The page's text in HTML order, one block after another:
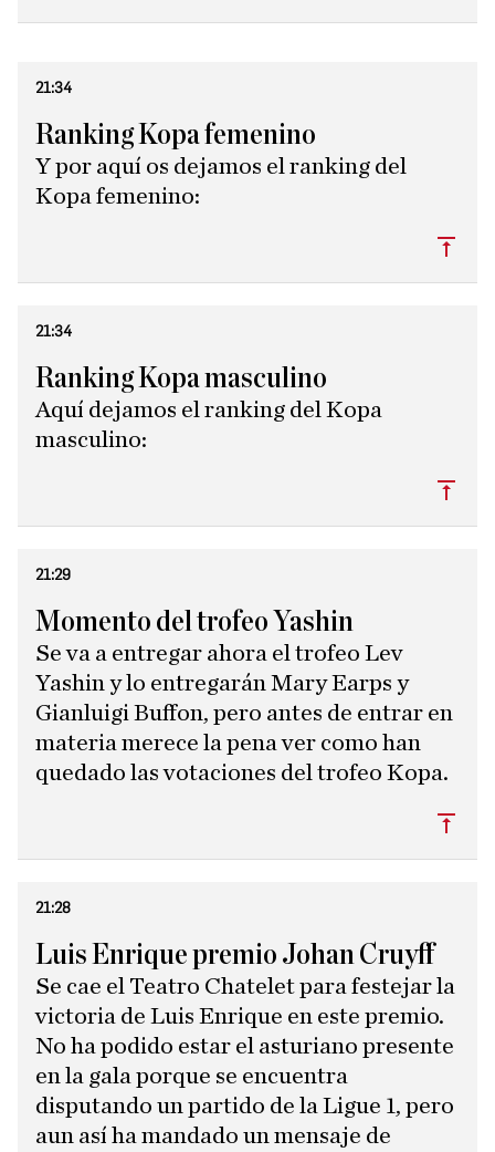
21:34
Ranking Kopa femenino
Y por aquí os dejamos el ranking del
Kopa femenino:
21:34
Ranking Kopa masculino
Aquí dejamos el ranking del Kopa
masculino:
21:29
Momento del trofeo Yashin
Se va a entregar ahora el trofeo Lev
Yashin y lo entregarán Mary Earps y
Gianluigi Buffon, pero antes de entrar en
materia merece la pena ver como han
quedado las votaciones del trofeo Kopa.
21:28
Luis Enrique premio Johan Cruyff
Se cae el Teatro Chatelet para festejar la
victoria de Luis Enrique en este premio.
No ha podido estar el asturiano presente
en la gala porque se encuentra
disputando un partido de la Ligue 1, pero
aun así ha mandado un mensaje de